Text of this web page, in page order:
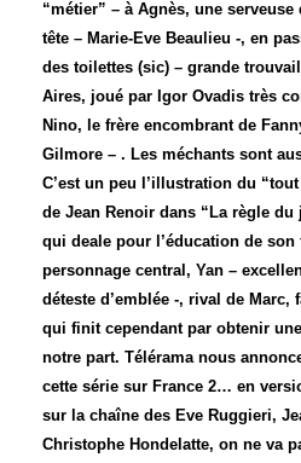
“métier” – à Agnès, une
tête – Marie-Eve Beaulieu -, en
des toilettes (sic) – grande
Aires, joué par Igor Ovadis très
Nino, le frère encombrant de
Gilmore – . Les méchants sont
C’est un peu l’illustration du
de Jean Renoir dans “La règle
qui deale pour l’éducation de
personnage central, Yan –
déteste d’emblée -, rival de Marc,
qui finit cependant par obtenir
notre part. Télérama nous
cette série sur France 2… en
sur la chaîne des Eve Ruggieri,
Christophe Hondelatte, on ne va